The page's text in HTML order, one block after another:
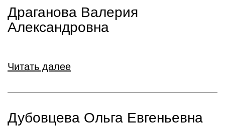
Драганова Валерия
Александровна
Читать далее
Дубовцева Ольга Евгеньевна